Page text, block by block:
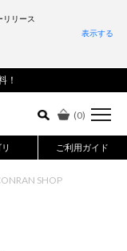
！
(0)
ご利用ガイド
詳細検索はこちら
SHOP
リリース
表示する